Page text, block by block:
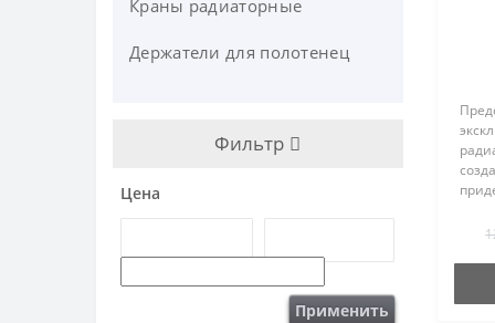
Краны радиаторные
Держатели для полотенец
Фильтр
Цена
Применить
че..